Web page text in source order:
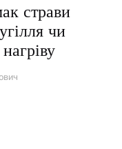
страви
чи